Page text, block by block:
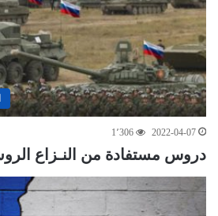
2022-04-07 1٬306
دروس مستفادة من النـزاع